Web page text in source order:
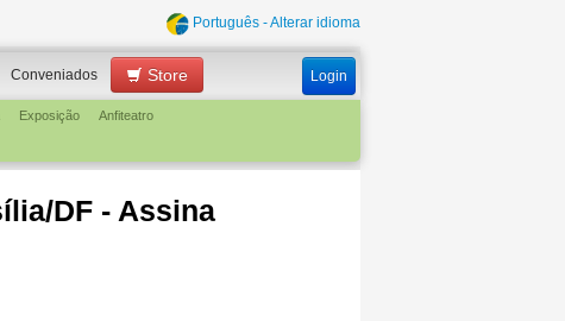
Português - Alterar idioma
Conveniados Login
Store
Exposição Anfiteatro
DF - Assina